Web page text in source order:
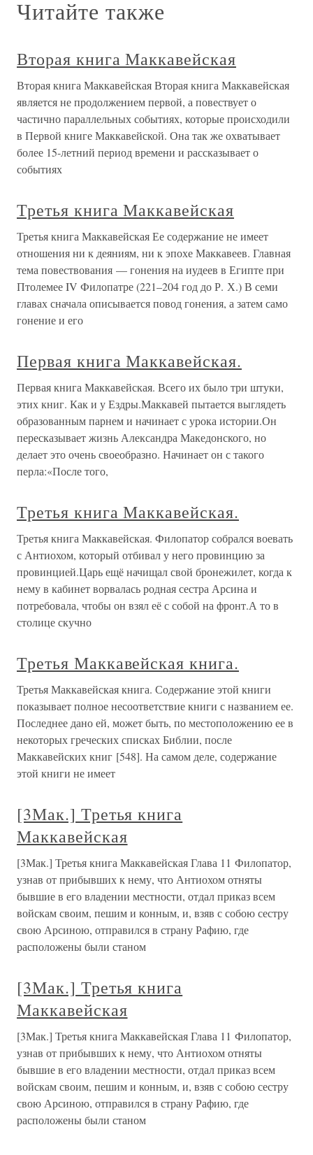
Читайте также
Вторая книга Маккавейская
Вторая книга Маккавейская Вторая книга Маккавейская
является не продолжением первой, а повествует о
частично параллельных событиях, которые происходили
в Первой книге Маккавейской. Она так же охватывает
более 15-летний период времени и рассказывает о
событиях
Третья книга Маккавейская
Третья книга Маккавейская Ее содержание не имеет
отношения ни к деяниям, ни к эпохе Маккавеев. Главная
тема повествования — гонения на иудеев в Египте при
Птолемее IV Филопатре (221–204 год до Р. Х.) В семи
главах сначала описывается повод гонения, а затем само
гонение и его
Первая книга Маккавейская.
Первая книга Маккавейская. Всего их было три штуки,
этих книг. Как и у Ездры.Маккавей пытается выглядеть
образованным парнем и начинает с урока истории.Он
пересказывает жизнь Александра Македонского, но
делает это очень своеобразно. Начинает он с такого
перла:«После того,
Третья книга Маккавейская.
Третья книга Маккавейская. Филопатор собрался воевать
с Антиохом, который отбивал у него провинцию за
провинцией.Царь ещё начищал свой бронежилет, когда к
нему в кабинет ворвалась родная сестра Арсина и
потребовала, чтобы он взял её с собой на фронт.А то в
столице скучно
Третья Маккавейская книга.
Третья Маккавейская книга. Содержание этой книги
показывает полное несоответствие книги с названием ее.
Последнее дано ей, может быть, по местоположению ее в
некоторых греческих списках Библии, после
Маккавейских книг [548]. На самом деле, содержание
этой книги не имеет
[3Мак.] Третья книга
Маккавейская
[3Мак.] Третья книга Маккавейская Глава 11 Филопатор,
узнав от прибывших к нему, что Антиохом отняты
бывшие в его владении местности, отдал приказ всем
войскам своим, пешим и конным, и, взяв с собою сестру
свою Арсиною, отправился в страну Рафию, где
расположены были станом
[3Мак.] Третья книга
Маккавейская
[3Мак.] Третья книга Маккавейская Глава 11 Филопатор,
узнав от прибывших к нему, что Антиохом отняты
бывшие в его владении местности, отдал приказ всем
войскам своим, пешим и конным, и, взяв с собою сестру
свою Арсиною, отправился в страну Рафию, где
расположены были станом